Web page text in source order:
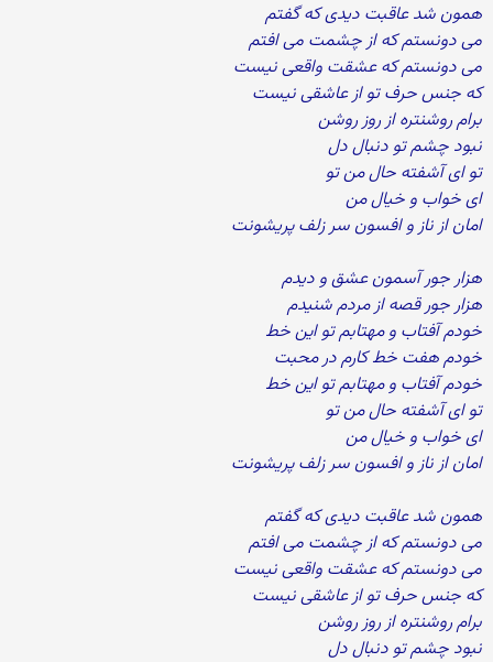
همون شد عاقبت دیدی که گفتم
می دونستم که از چشمت می افتم
می دونستم که عشقت واقعی نیست
که جنس حرف تو از عاشقی نیست
برام روشنتره از روز روشن
نبود چشم تو دنبال دل
تو ای آشفته حال من تو
ای خواب و خیال من
امان از ناز و افسون سر زلف پریشونت
هزار جور آسمون عشق و دیدم
هزار جور قصه از مردم شنیدم
خودم آفتاب و مهتابم تو این خط
خودم هفت خط کارم در محبت
خودم آفتاب و مهتابم تو این خط
تو ای آشفته حال من تو
ای خواب و خیال من
امان از ناز و افسون سر زلف پریشونت
همون شد عاقبت دیدی که گفتم
می دونستم که از چشمت می افتم
می دونستم که عشقت واقعی نیست
که جنس حرف تو از عاشقی نیست
برام روشنتره از روز روشن
نبود چشم تو دنبال دل